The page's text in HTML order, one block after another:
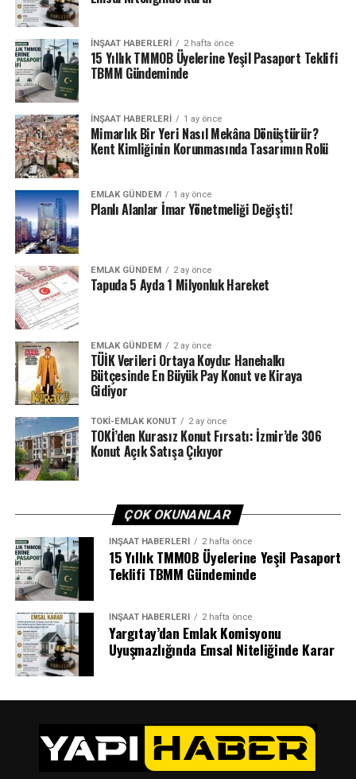
İNŞAAT HABERLERI 2 hafta önce
15 Yıllık TMMOB Üyelerine Yeşil Pasaport Teklifi
TBMM Gündeminde
İNŞAAT HABERLERI 1 ay önce
Mimarlık Bir Yeri Nasıl Mekâna Dönüştürür?
Kent Kimliğinin Korunmasında Tasarımın Rolü
EMLAK GÜNDEM 1 ay önce
Planlı Alanlar İmar Yönetmeliği Değişti!
EMLAK GÜNDEM 2 ay önce
Tapuda 5 Ayda 1 Milyonluk Hareket
EMLAK GÜNDEM 2 ay önce
TÜİK Verileri Ortaya Koydu: Hanehalkı
Bütçesinde En Büyük Pay Konut ve Kiraya
Gidiyor
TOKI-EMLAK KONUT 2 ay önce
TOKİ’den Kurasız Konut Fırsatı: İzmir’de 306
Konut Açık Satışa Çıkıyor
ÇOK OKUNANLAR
İNŞAAT HABERLERI 2 hafta önce
15 Yıllık TMMOB Üyelerine Yeşil Pasaport
Teklifi TBMM Gündeminde
İNŞAAT HABERLERI 2 hafta önce
Yargıtay’dan Emlak Komisyonu
Uyuşmazlığında Emsal Niteliğinde Karar